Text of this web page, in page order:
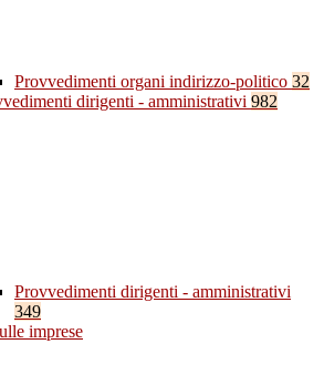
Provvedimenti organi indirizzo-politico 32
dirigenti - amministrativi 982
Provvedimenti dirigenti - amministrativi
349
imprese